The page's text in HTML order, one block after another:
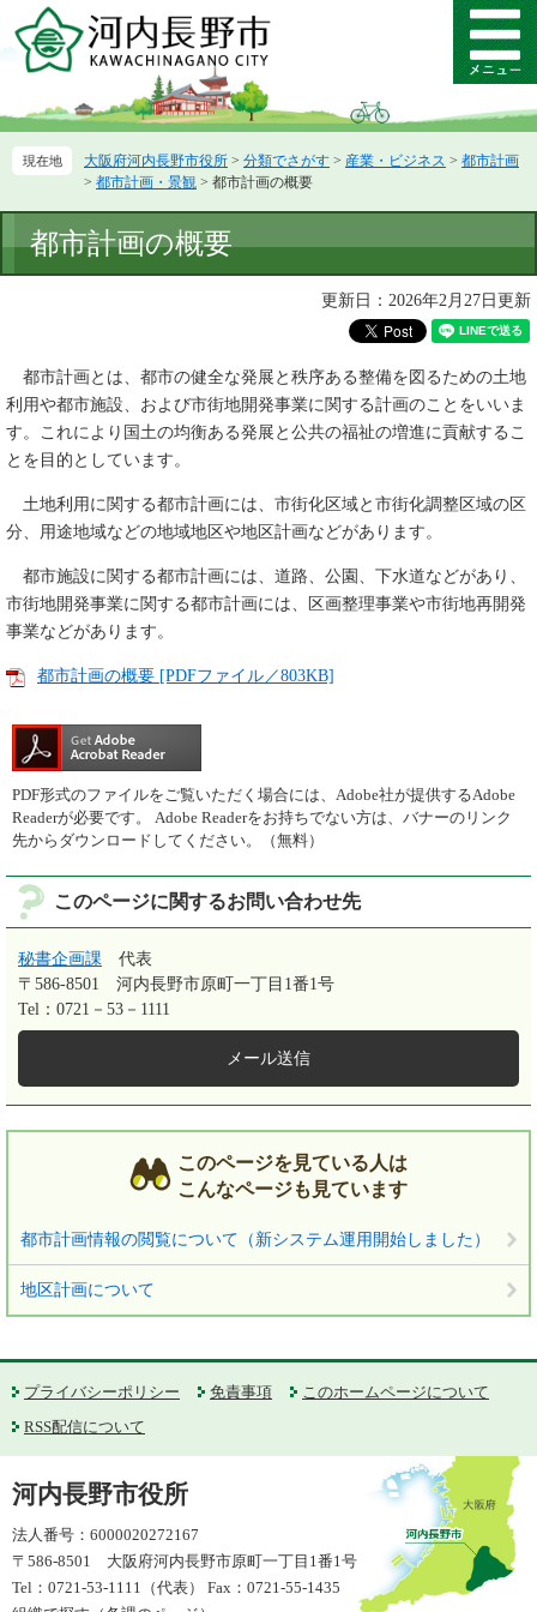
ー
先
ニ
を
て
メ
ニ
ー
大阪府河内長野市役所 > 分類でさがす > 産業・ビジネス > 都市計画
> 都市計画・景観 > 都市計画の概要
文
都市計画の概要
更新日：2026年2月27日更新
都市計画とは、都市の健全な発展と秩序ある整備を図るための土地
利用や都市施設、および市街地開発事業に関する計画のことをいいま
す。これにより国土の均衡ある発展と公共の福祉の増進に貢献するこ
とを目的としています。
土地利用に関する都市計画には、市街化区域と市街化調整区域の区
分、用途地域などの地域地区や地区計画などがあります。
都市施設に関する都市計画には、道路、公園、下水道などがあり、
市街地開発事業に関する都市計画には、区画整理事業や市街地再開発
事業などがあります。
都市計画の概要 [PDFファイル／803KB]
PDF形式のファイルをご覧いただく場合には、Adobe社が提供するAdobe
Readerが必要です。
Adobe Readerをお持ちでない方は、バナーのリンク
先からダウンロードしてください。（無料）
このページに関するお問い合わせ先
秘書企画課
代表
〒586-8501
河内長野市原町一丁目1番1号
Tel：0721－53－1111
メール送信
このページを見ている人は
こんなページも見ています
都市計画情報の閲覧について（新システム運用開始しました）
地区計画について
プライバシーポリシー 免責事項
このホームページについて
RSS配信について
河内長野市役所
法人番号：6000020272167
〒586-8501 大阪府河内長野市原町一丁目1番1号
Tel：0721-53-1111（代表） Fax：0721-55-1435